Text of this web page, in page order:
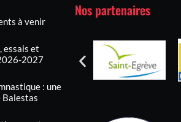
à venir
essais et
2027
: une
Balestas
Nos partenaires